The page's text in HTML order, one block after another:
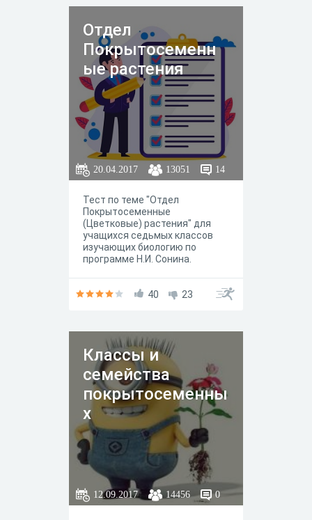
Отдел
Покрытосеменн
ые растения
20.04.2017 13051 14
Тест по теме "Отдел
Покрытосеменные
(Цветковые) растения" для
учащихся седьмых классов
изучающих биологию по
программе Н.И. Сонина.
40 23
Классы и
семейства
покрытосеменны
х
12.09.2017 14456 0